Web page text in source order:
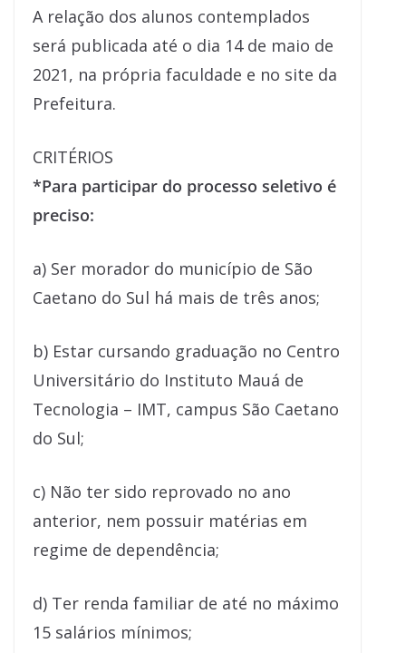
A relação dos alunos contemplados
será publicada até o dia 14 de maio de
2021, na própria faculdade e no site da
Prefeitura.
CRITÉRIOS
*Para participar do processo seletivo é
preciso:
a) Ser morador do município de São
Caetano do Sul há mais de três anos;
b) Estar cursando graduação no Centro
Universitário do Instituto Mauá de
Tecnologia – IMT, campus São Caetano
do Sul;
c) Não ter sido reprovado no ano
anterior, nem possuir matérias em
regime de dependência;
d) Ter renda familiar de até no máximo
15 salários mínimos;